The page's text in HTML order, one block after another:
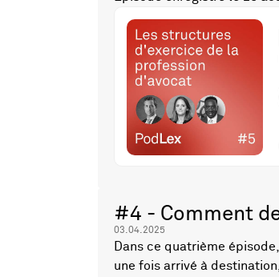
#4 - Comment
03.04.2025
Dans ce quatrième
une fois arrivé à